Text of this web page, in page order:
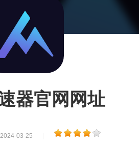
器官网网址
03-25